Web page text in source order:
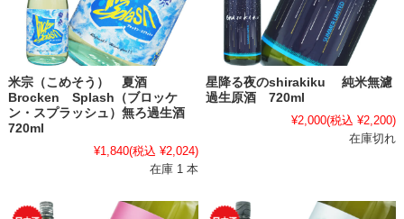
米宗（こめそう） 夏酒
Brocken Splash（ブロッケ
ン・スプラッシュ）無ろ過生酒
720ml
¥1,840(税込 ¥2,024)
在庫 1 本
星降る夜のshirakiku 純米無濾
過生原酒 720ml
¥2,000(税込 ¥2,200)
在庫切れ